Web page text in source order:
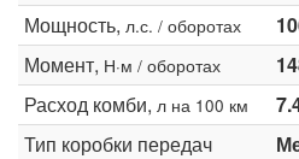
Мощность, л.с. / оборотах
Момент, Н·м / оборотах
Расход комби, л на 100 км
Тип коробки передач